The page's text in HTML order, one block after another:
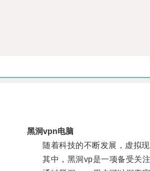
黑洞vpn电脑
随着科技的不断发展，虚拟现
其中，黑洞vp是一项备受关注